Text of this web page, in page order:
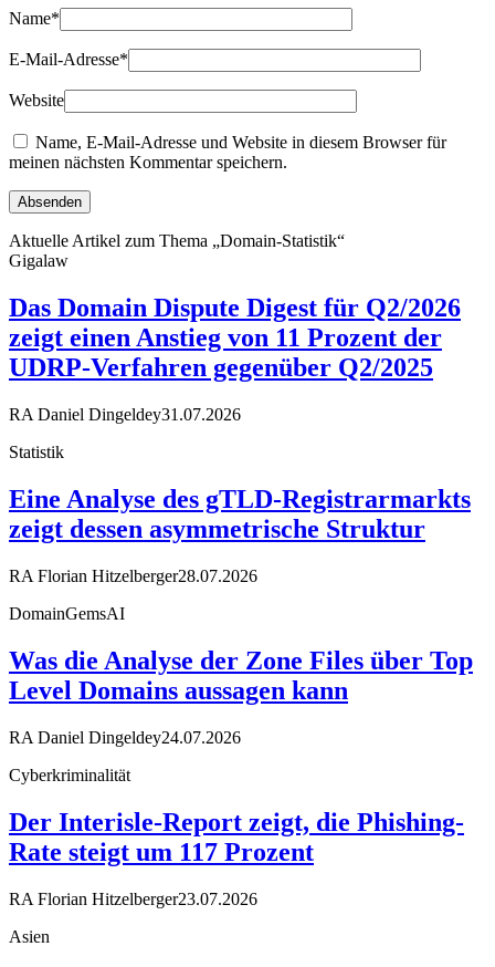
Name*
E-Mail-Adresse*
Website
Name, E-Mail-Adresse und Website in diesem Browser für
meinen nächsten Kommentar speichern.
Aktuelle Artikel zum Thema „Domain-Statistik“
Gigalaw
Das Domain Dispute Digest für Q2/2026
zeigt einen Anstieg von 11 Prozent der
UDRP-Verfahren gegenüber Q2/2025
RA Daniel Dingeldey31.07.2026
Statistik
Eine Analyse des gTLD-Registrarmarkts
zeigt dessen asymmetrische Struktur
RA Florian Hitzelberger28.07.2026
DomainGemsAI
Was die Analyse der Zone Files über Top
Level Domains aussagen kann
RA Daniel Dingeldey24.07.2026
Cyberkriminalität
Der Interisle-Report zeigt, die Phishing-
Rate steigt um 117 Prozent
RA Florian Hitzelberger23.07.2026
Asien